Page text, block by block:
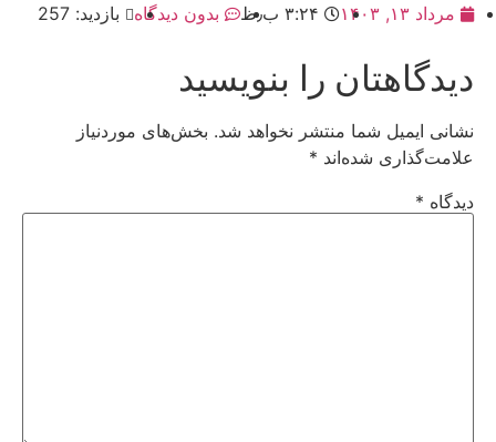
مرداد ۱۳, ۱۴۰۳ ۳:۲۴ ب٫ظ بدون دیدگاه بازدید: 257
دیدگاهتان را بنویسید
نشانی ایمیل شما منتشر نخواهد شد. بخش‌های موردنیاز
علامت‌گذاری شده‌اند *
دیدگاه *